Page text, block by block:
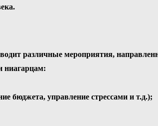
различные мероприятия,
ниагарцам:
бюджета, управление стрессами и т.д.);